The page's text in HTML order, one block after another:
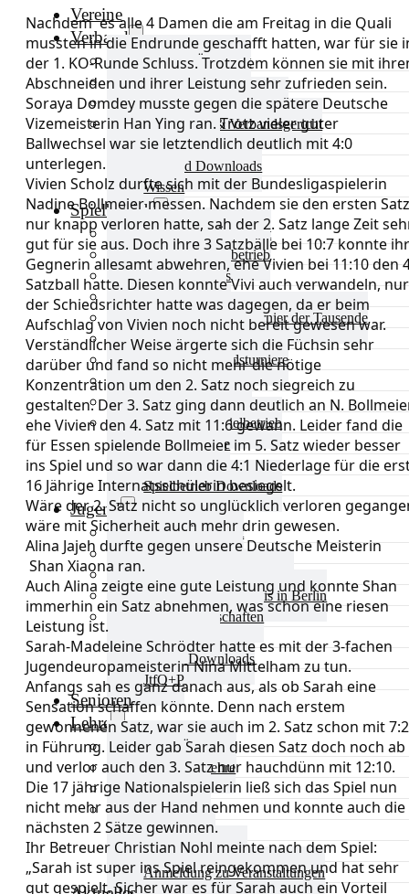
Vereine
Verband
Verband Übersicht
Aktuelles Verband
Präsidium & Funktionäre
Ausschüsse & Verbandsgericht
Kinderschutz
Verband Downloads
Wissen
Spielbetrieb
Spielbetrieb Übersicht
Aktuelles Spielbetrieb
BEM & Qualis
LRL & Qualis
TTT – Tischtennisturnier der Tausende
mini-Meisterschaften
Weitere Verbandsturniere
Terminkalender
Turnierausrichtung
Mannschaftsspielbetrieb
Vereinsturniere
Schiedsrichter
Spielbetrieb Downloads
Jugend
Jugend Übersicht
Aktuelles Jugend
Landestraining und Kader
Schulsport Tischtennis in Berlin
mini-Meisterschaften
Kinderschutz
Jugend Downloads
JtfO+P
Senioren
Lehre
Lehre Übersicht
Aktuelles Lehre
Fortbildung
Ausbildung
Trainerbörse
Lehre Downloads
Anmeldung zu Veranstaltungen
Nachdem es alle 4 Damen die am Freitag in die Quali
mussten in die Endrunde geschafft hatten, war für sie
der 1. KO-Runde Schluss. Trotzdem können sie mit
Abschneiden und ihrer Leistung sehr zufrieden sein.
Soraya Domdey musste gegen die spätere Deutsche
Vizemeisterin Han Ying ran. Trotz vieler guter
Ballwechsel war sie letztendlich deutlich mit 4:0
unterlegen.
Vivien Scholz durfte sich mit der Bundesligaspielerin
Nadine Bollmeier messen. Nachdem sie den ersten Satz
nur knapp verloren hatte, sah der 2. Satz lange Zeit
gut für sie aus. Doch ihre 3 Satzbälle bei 10:7 konnte
Gegnerin allesamt abwehren, ehe Vivien bei 11:10 den
Satzball hatte. Diesen konnte Vivi auch verwandeln, nur
der Schiedsrichter hatte was dagegen, da er beim
Aufschlag von Vivien noch nicht bereit gewesen war.
Verständlicher Weise ärgerte sich die Füchsin sehr
darüber und fand so nicht mehr die nötige
Konzentration um den 2. Satz noch siegreich zu
gestalten. Der 3. Satz ging dann deutlich an N.
ehe Vivien den 4. Satz mit 11:6 gewann. Leider fand die
für Essen spielende Bollmeier im 5. Satz wieder besser
ins Spiel und so war dann die 4:1 Niederlage für die
16 Jährige Internatsschülerin besiegelt.
Wäre der 2. Satz nicht so unglücklich verloren
wäre mit Sicherheit auch mehr drin gewesen.
Alina Jajeh durfte gegen unsere Deutsche Meisterin
Shan Xiaona ran.
Auch Alina zeigte eine gute Leistung und konnte Shan
immerhin ein Satz abnehmen, was schon eine riesen
Leistung ist.
Sarah-Madeleine Schrödter hatte es mit der 3-fachen
Jugendeuropameisterin Nina Mittelham zu tun.
Anfangs sah es ganz danach aus, als ob Sarah eine
Sensation schaffen könnte. Denn nach erstem
gewonnenen Satz, war sie auch im 2. Satz schon mit 7:2
in Führung. Leider gab Sarah diesen Satz doch noch ab
und verlor auch den 3. Satz nur hauchdünn mit 12:10.
Die 17 jährige Nationalspielerin ließ sich das Spiel nun
nicht mehr aus der Hand nehmen und konnte auch die
nächsten 2 Sätze gewinnen.
Ihr Betreuer Christian Nohl meinte nach dem Spiel:
„Sarah ist super ins Spiel reingekommen und hat sehr
gut gespielt. Sicher war es für Sarah auch ein Vorteil